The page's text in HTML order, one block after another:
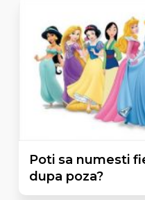
Poti sa numesti
dupa poza?